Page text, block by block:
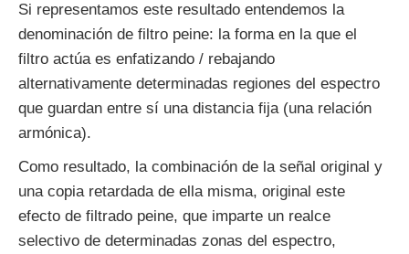
Si representamos este resultado entendemos la
denominación de filtro peine: la forma en la que el
filtro actúa es enfatizando / rebajando
alternativamente determinadas regiones del espectro
que guardan entre sí una distancia fija (una relación
armónica).
Como resultado, la combinación de la señal original y
una copia retardada de ella misma, original este
efecto de filtrado peine, que imparte un realce
selectivo de determinadas zonas del espectro,